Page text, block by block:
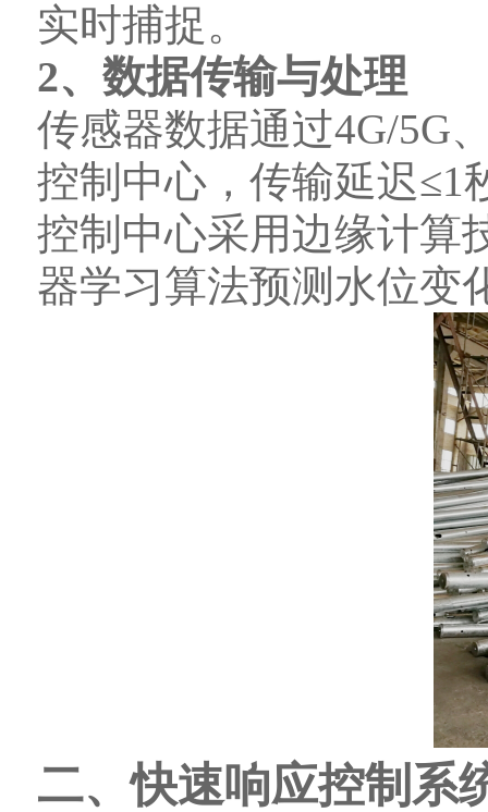
实时捕捉。
2、数据传输与处理
传感器数据通过4G/5G
控制中心，传输延迟≤1
控制中心采用边缘计算
器学习算法预测水位变
二、快速响应控制系